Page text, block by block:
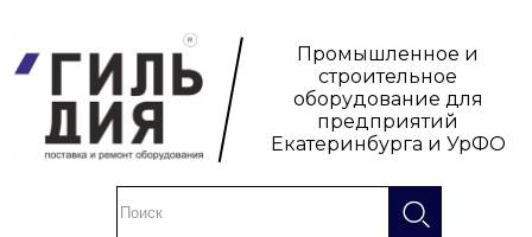
Промышленное и
строительное
оборудование для
предприятий
Екатеринбурга и УрФО